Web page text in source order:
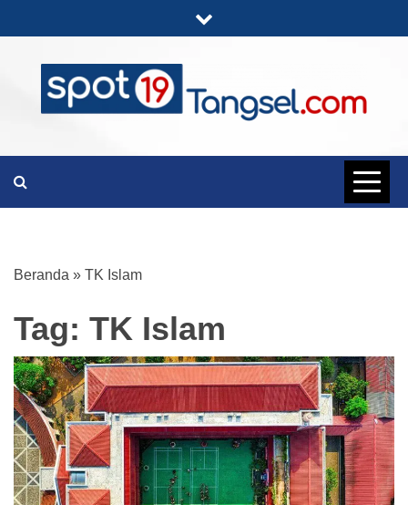
to
content
SPOT19
Beranda » TK Islam
Tag: TK Islam